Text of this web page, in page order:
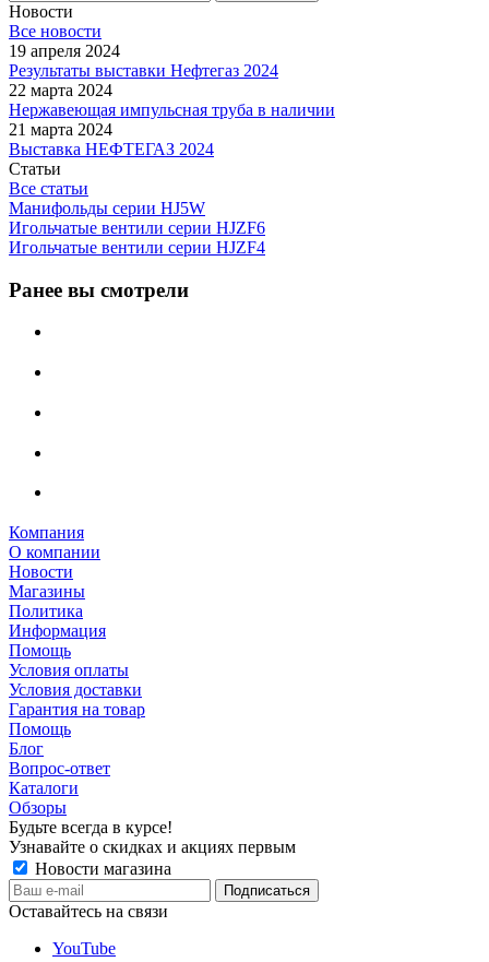
Новости
Все новости
19 апреля 2024
Результаты выставки Нефтегаз 2024
22 марта 2024
Нержавеющая импульсная труба в наличии
21 марта 2024
Выставка НЕФТЕГАЗ 2024
Статьи
Все статьи
Манифольды серии HJ5W
Игольчатые вентили серии HJZF6
Игольчатые вентили серии HJZF4
Ранее вы смотрели
Компания
О компании
Новости
Магазины
Политика
Информация
Помощь
Условия оплаты
Условия доставки
Гарантия на товар
Помощь
Блог
Вопрос-ответ
Каталоги
Обзоры
Будьте всегда в курсе!
Узнавайте о скидках и акциях первым
Новости магазина
Оставайтесь на связи
YouTube